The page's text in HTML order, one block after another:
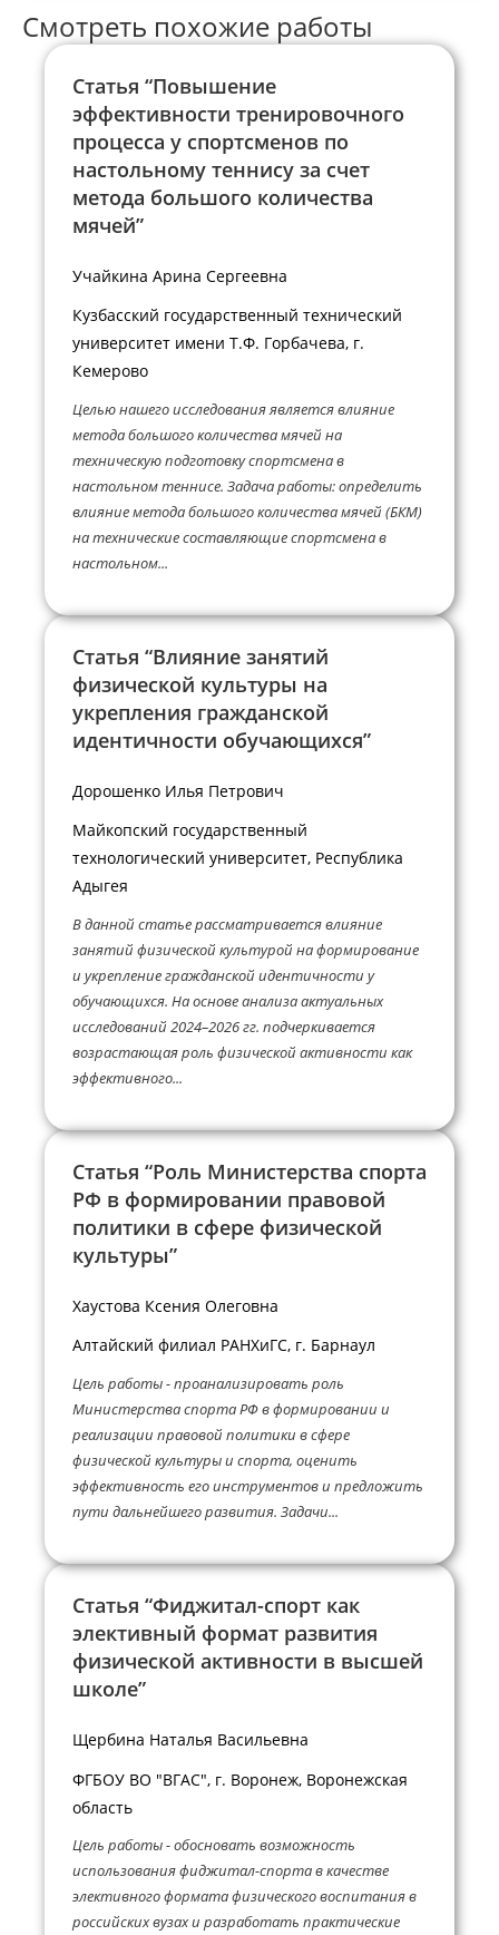
Смотреть похожие работы
Статья “Повышение
эффективности тренировочного
процесса у спортсменов по
настольному теннису за счет
метода большого количества
мячей”
Учайкина Арина Сергеевна
Кузбасский государственный технический
университет имени Т.Ф. Горбачева, г.
Кемерово
Целью нашего исследования является влияние
метода большого количества мячей на
техническую подготовку спортсмена в
настольном теннисе. Задача работы: определить
влияние метода большого количества мячей (БКМ)
на технические составляющие спортсмена в
настольном...
Статья “Влияние занятий
физической культуры на
укрепления гражданской
идентичности обучающихся”
Дорошенко Илья Петрович
Майкопский государственный
технологический университет, Республика
Адыгея
В данной статье рассматривается влияние
занятий физической культурой на формирование
и укрепление гражданской идентичности у
обучающихся. На основе анализа актуальных
исследований 2024–2026 гг. подчеркивается
возрастающая роль физической активности как
эффективного...
Статья “Роль Министерства спорта
РФ в формировании правовой
политики в сфере физической
культуры”
Хаустова Ксения Олеговна
Алтайский филиал РАНХиГС, г. Барнаул
Цель работы - проанализировать роль
Министерства спорта РФ в формировании и
реализации правовой политики в сфере
физической культуры и спорта, оценить
эффективность его инструментов и предложить
пути дальнейшего развития. Задачи...
Статья “Фиджитал-спорт как
элективный формат развития
физической активности в высшей
школе”
Щербина Наталья Васильевна
ФГБОУ ВО "ВГАС", г. Воронеж, Воронежская
область
Цель работы - обосновать возможность
использования фиджитал-спорта в качестве
элективного формата физического воспитания в
российских вузах и разработать практические